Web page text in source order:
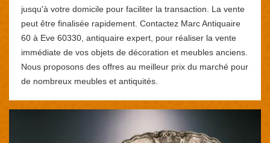
jusqu'à votre domicile pour faciliter la transaction. La vente
peut être finalisée rapidement. Contactez Marc Antiquaire
60 à Eve 60330, antiquaire expert, pour réaliser la vente
immédiate de vos objets de décoration et meubles anciens.
Nous proposons des offres au meilleur prix du marché pour
de nombreux meubles et antiquités.